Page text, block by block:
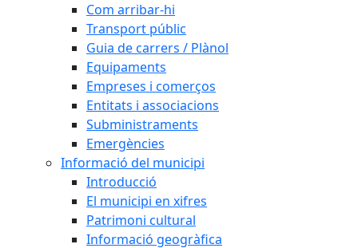
Com arribar-hi
Transport públic
Guia de carrers / Plànol
Equipaments
Empreses i comerços
Entitats i associacions
Subministraments
Emergències
Informació del municipi
Introducció
El municipi en xifres
Patrimoni cultural
Informació geogràfica